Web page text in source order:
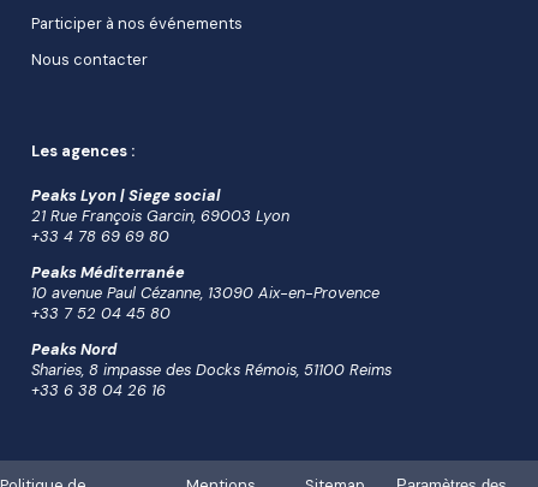
Participer à nos événements
Nous contacter
Les agences :
Peaks Lyon | Siege social
21 Rue François Garcin, 69003 Lyon
+33 4 78 69 69 80
Peaks Méditerranée
10 avenue Paul Cézanne, 13090 Aix-en-Provence
+33 7 52 04 45 80
Peaks Nord
Sharies, 8 impasse des Docks Rémois, 51100 Reims
+33 6 38 04 26 16